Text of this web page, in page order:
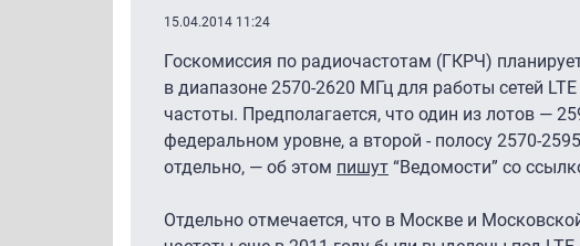
15.04.2014 11:24
Госкомиссия по радиочастотам (ГКРЧ)
в диапазоне 2570-2620 МГц для работы сетей
частоты. Предполагается, что один из лотов —
федеральном уровне, а второй - полосу 2570-
отдельно, — об этом пишут “Ведомости” со
Отдельно отмечается, что в Москве и